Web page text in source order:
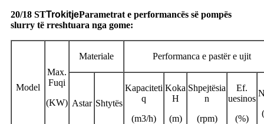
20/18 STTrokitjeParametrat e performancës së pompës
slurry të rreshtuara nga gome:
Model
Max.
Fuqi
(KW)
Materiale Performanca e pastër e ujit
Astar Shtytës
Kapaciteti
q
(m3/h)
Koka
H
(m)
Shpejtësia
n
(rpm)
Ef.
uesinos
(%)